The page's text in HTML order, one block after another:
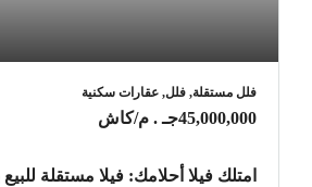
فلل مستقلة, فلل, عقارات سكنية
45,000,000جـ . م /كاش
امتلك فيلا أحلامك: فيلا مستقلة